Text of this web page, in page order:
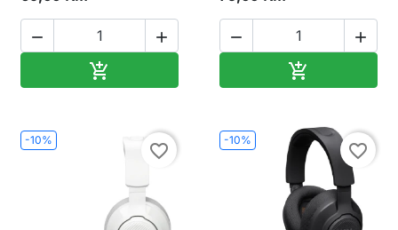
 

 

-10%
favorite_border
-10%
favorite_border